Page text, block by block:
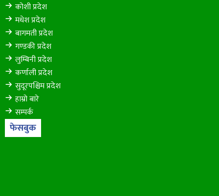
कोशी प्रदेश
मधेश प्रदेश
बागमती प्रदेश
गण्डकी प्रदेश
लुम्बिनी प्रदेश
कर्णाली प्रदेश
सुदूरपश्चिम प्रदेश
हाम्रो बारे
सम्पर्क
फेसबुक